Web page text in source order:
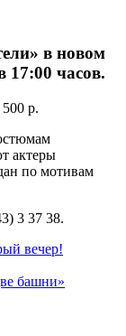
в новом
17:00 часов.
р.
актеры
по мотивам
3 37 38.
вечер!
башни»